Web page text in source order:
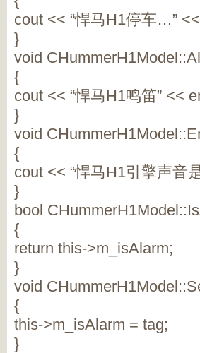
cout << “悍马H1停车…”
}
void
{
cout << “悍马H1鸣笛” <<
}
void
{
cout << “悍马H1引擎声音
}
bool
{
return this->m_isAlarm;
}
void
{
this->m_isAlarm = tag;
}